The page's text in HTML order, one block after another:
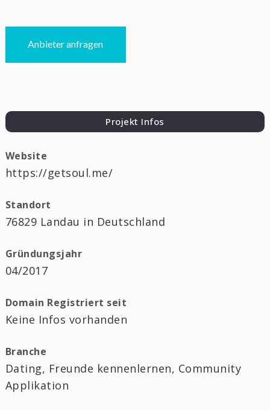
Anbieter anfragen
Projekt Infos
Website
https://getsoul.me/
Standort
76829 Landau in Deutschland
Gründungsjahr
04/2017
Domain Registriert seit
Keine Infos vorhanden
Branche
Dating, Freunde kennenlernen, Community
Applikation